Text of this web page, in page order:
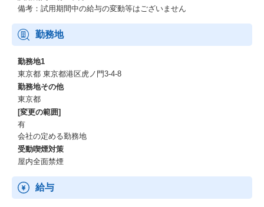
備考：試用期間中の給与の変動等はございません
勤務地
勤務地1
東京都 東京都港区虎ノ門3-4-8
勤務地その他
東京都
[変更の範囲]
有
会社の定める勤務地
受動喫煙対策
屋内全面禁煙
給与